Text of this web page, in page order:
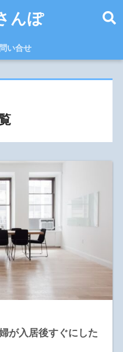
んぽ
い合せ
が入居後すぐにした